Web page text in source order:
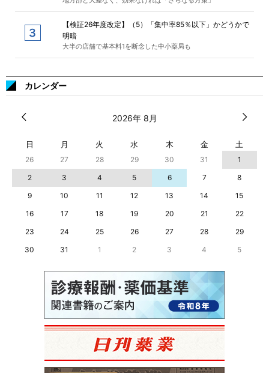
【検証26年度改定】（5）「集中率85％以下」かどうかで
明暗
大半の店舗で基本料1を断念した中小薬局も
カレンダー
2026年 8月
日 月 火 水 木 金 土
26 27 28 29 30 31
1
2
3 4 5 6 7
8
9
10 11 12 13 14
15
16
17 18 19 20 21
22
23
24 25 26 27 28
29
30
31 1 2 3 4 5